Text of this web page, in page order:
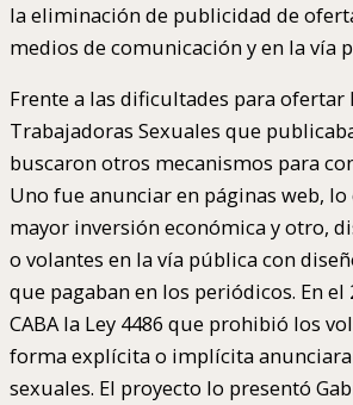
la eliminación de publicidad de
medios de comunicación y en la vía
Frente a las dificultades para ofertar
Trabajadoras Sexuales que
buscaron otros mecanismos para
Uno fue anunciar en páginas web,
mayor inversión económica y otro,
o volantes en la vía pública con
que pagaban en los periódicos. En el
CABA la Ley 4486 que prohibió los
forma explícita o implícita
sexuales. El proyecto lo presentó